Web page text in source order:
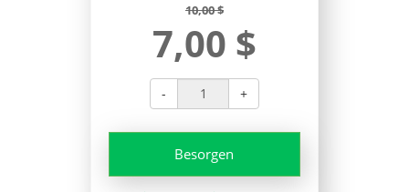
10,00 $
7,00 $
- +
Besorgen